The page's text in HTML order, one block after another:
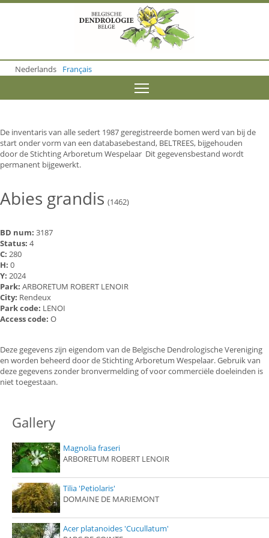
o
m
o
n
t
e
n
Nederlands Français
De inventaris van alle sedert 1987 geregistreerde bomen werd van bij de
start onder vorm van een databasebestand, BELTREES, bijgehouden
door de Stichting Arboretum Wespelaar Dit gegevensbestand wordt
permanent bijgewerkt.
Abies grandis (1462)
BD num: 3187
Status: 4
C: 280
H: 0
Y: 2024
Park: ARBORETUM ROBERT LENOIR
City: Rendeux
Park code: LENOI
Access code: O
Deze gegevens zijn eigendom van de Belgische Dendrologische Vereniging
en worden beheerd door de Stichting Arboretum Wespelaar. Gebruik van
deze gegevens zonder bronvermelding of voor commerciële doeleinden is
niet toegestaan.
Gallery
Magnolia fraseri
ARBORETUM ROBERT LENOIR
Tilia 'Petiolaris'
DOMAINE DE MARIEMONT
Acer platanoides 'Cucullatum'